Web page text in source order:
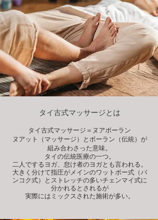
​タイ古式マッサージとは​
タイ古式マッサージ＝ ヌアボーラン
ヌアット（マッサージ）とボーラン（伝統）が
組み合わさった意味。
タイの伝統医療の一つ。
二人でするヨガ、怠け者のヨガとも言われる。
大きく分けて指圧がメインのワットポー式（バ
ンコク式）とストレッチの多いチェンマイ式に
分かれるとされるが
実際にはミックスされた施術が多い。